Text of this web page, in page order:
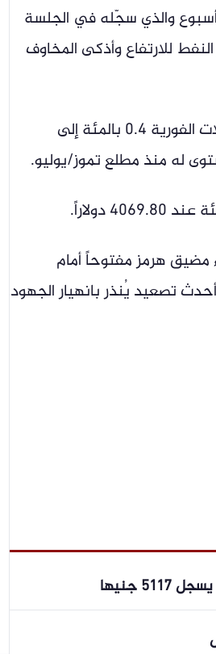
والذي سجّله في الجلسة
للارتفاع وأذكى المخاوف
بحلول الساعة 03:43 بتوقيت غرينتش، هبط سعر الذهب في المعاملات الفورية 0.4 بالمئة إلى
مضيق هرمز مفتوحاً أمام
تصعيد يُنذر بانهيار الجهود